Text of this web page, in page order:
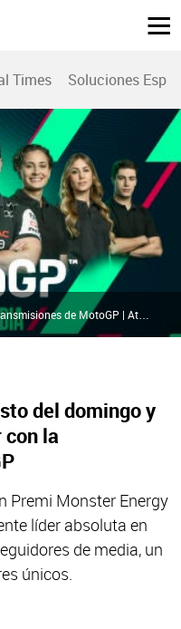
Times Soluciones
del domingo y
la
Premi Monster Energy
líder absoluta en
de media, un
únicos.